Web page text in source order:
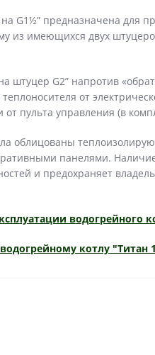
на G1½” предназначена для
из имеющихся двух
штуцер G2” напротив
от
пульта управления (в
облицованы
панелями.
и предохраняет
водогрейного
котлу "Титан